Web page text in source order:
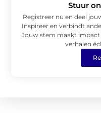
Stuur
Registreer nu en deel
Inspireer en verbindt
Jouw stem maakt
verhalen